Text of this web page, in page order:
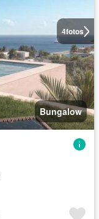
4fotos
Bungalow